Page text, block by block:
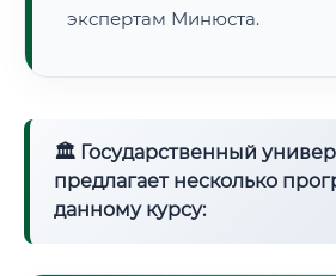
экспертам Минюста.
🏛 Государственный
предлагает несколько
данному курсу: